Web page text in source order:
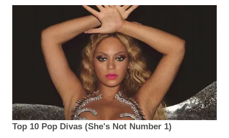
Top 10 Pop Divas (She's Not Number 1)